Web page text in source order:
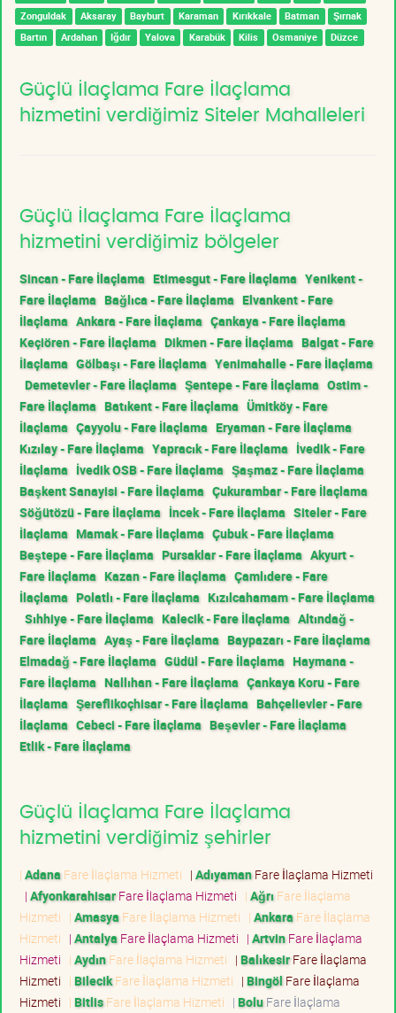
Zonguldak
Aksaray Bayburt Karaman Kırıkkale Batman
Şırnak
Bartın
Ardahan Iğdır Yalova Karabük Kilis Osmaniye Düzce
Güçlü İlaçlama Fare İlaçlama
hizmetini verdiğimiz Siteler Mahalleleri
Güçlü İlaçlama Fare İlaçlama
hizmetini verdiğimiz bölgeler
Sincan - Fare İlaçlama Etimesgut - Fare İlaçlama Yenikent -
Fare İlaçlama Bağlıca - Fare İlaçlama Elvankent - Fare
İlaçlama Ankara - Fare İlaçlama Çankaya - Fare İlaçlama
Keçiören - Fare İlaçlama Dikmen - Fare İlaçlama Balgat - Fare
İlaçlama Gölbaşı - Fare İlaçlama Yenimahalle - Fare İlaçlama
Demetevler - Fare İlaçlama Şentepe - Fare İlaçlama Ostim -
Fare İlaçlama Batıkent - Fare İlaçlama Ümitköy - Fare
İlaçlama Çayyolu - Fare İlaçlama Eryaman - Fare İlaçlama
Kızılay - Fare İlaçlama Yapracık - Fare İlaçlama İvedik - Fare
İlaçlama İvedik OSB - Fare İlaçlama Şaşmaz - Fare İlaçlama
Başkent Sanayisi - Fare İlaçlama Çukurambar - Fare İlaçlama
Söğütözü - Fare İlaçlama İncek - Fare İlaçlama Siteler - Fare
İlaçlama Mamak - Fare İlaçlama Çubuk - Fare İlaçlama
Beştepe - Fare İlaçlama Pursaklar - Fare İlaçlama Akyurt -
Fare İlaçlama Kazan - Fare İlaçlama Çamlıdere - Fare
İlaçlama Polatlı - Fare İlaçlama Kızılcahamam - Fare İlaçlama
Sıhhiye - Fare İlaçlama Kalecik - Fare İlaçlama Altındağ -
Fare İlaçlama Ayaş - Fare İlaçlama Baypazarı - Fare İlaçlama
Elmadağ - Fare İlaçlama Güdül - Fare İlaçlama Haymana -
Fare İlaçlama Nallıhan - Fare İlaçlama Çankaya Koru - Fare
İlaçlama Şereflikoçhisar - Fare İlaçlama Bahçelievler - Fare
İlaçlama Cebeci - Fare İlaçlama Beşevler - Fare İlaçlama
Etlik - Fare İlaçlama
Güçlü İlaçlama Fare İlaçlama
hizmetini verdiğimiz şehirler
| Adana Fare İlaçlama Hizmeti | AdıyamanFare İlaçlama Hizmeti
| AfyonkarahisarFare İlaçlama Hizmeti | Ağrı Fare İlaçlama
Hizmeti | Amasya Fare İlaçlama Hizmeti | Ankara Fare İlaçlama
Hizmeti | Antalya Fare İlaçlama Hizmeti | ArtvinFare İlaçlama
Hizmeti | AydınFare İlaçlama Hizmeti | BalıkesirFare İlaçlama
Hizmeti | BilecikFare İlaçlama Hizmeti | Bingöl Fare İlaçlama
Hizmeti | BitlisFare İlaçlama Hizmeti | BoluFare İlaçlama